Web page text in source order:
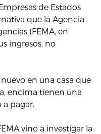
de Estados
que la Agencia
(FEMA, en
ingresos, no
en una casa que
encima tienen una
pagar.
vino a investigar la